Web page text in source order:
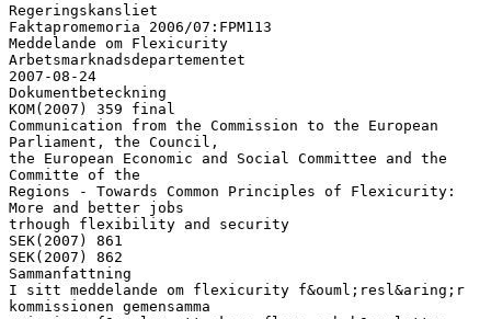
Regeringskansliet
Faktapromemoria 2006/07:FPM113
Meddelande om Flexicurity
Arbetsmarknadsdepartementet
2007-08-24
Dokumentbeteckning
KOM(2007) 359 final
Communication from the Commission to the European
Parliament, the Council,
the European Economic and Social Committee and the
Committe of the
Regions - Towards Common Principles of Flexicurity:
More and better jobs
trhough flexibility and security
SEK(2007) 861
SEK(2007) 862
Sammanfattning
I sitt meddelande om flexicurity f&ouml;resl&aring;r
kommissionen gemensamma